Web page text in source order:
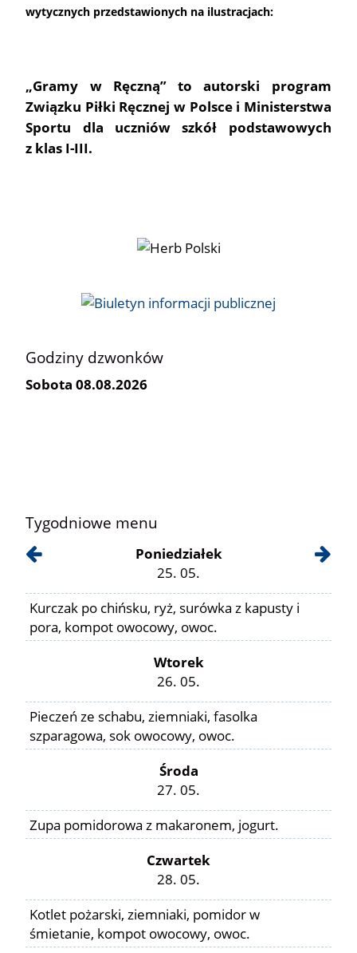
wytycznych przedstawionych na ilustracjach:
„Gramy w Ręczną” to autorski program
Związku Piłki Ręcznej w Polsce i Ministerstwa
Sportu dla uczniów szkół podstawowych
z klas I-III.
Godziny dzwonków
Sobota 08.08.2026
Tygodniowe menu
Poniedziałek
25. 05.
Kurczak po chińsku, ryż, surówka z kapusty i
pora, kompot owocowy, owoc.
Wtorek
26. 05.
Pieczeń ze schabu, ziemniaki, fasolka
szparagowa, sok owocowy, owoc.
Środa
27. 05.
Zupa pomidorowa z makaronem, jogurt.
Czwartek
28. 05.
Kotlet pożarski, ziemniaki, pomidor w
śmietanie, kompot owocowy, owoc.